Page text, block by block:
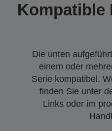
Kompatible
Die unten
einem oder
Serie kompatibel.
finden Sie unter
Links oder im